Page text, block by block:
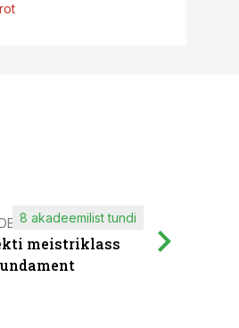
meistriklass
8 akadeemilist tundi